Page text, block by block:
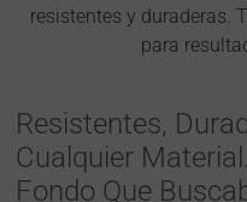
resistentes y duraderas.
para
Resistentes,
Cualquier
Fondo Que